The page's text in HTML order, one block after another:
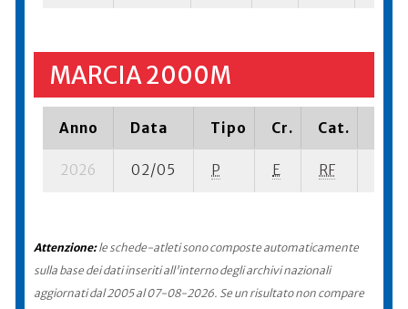
MARCIA 2000M
Anno Data Tipo Cr. Cat.
2026 02/05 P E RF
Attenzione:le schede-atleti sono composte automaticamente
sulla base dei dati inseriti all'interno degli archivi nazionali
aggiornati dal 2005 al 07-08-2026. Se un risultato non compare